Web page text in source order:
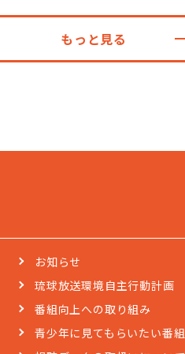
もっと見る
お知らせ
琉球放送環境自主行動計画
番組向上への取り組み
青少年に見てもらいたい番組